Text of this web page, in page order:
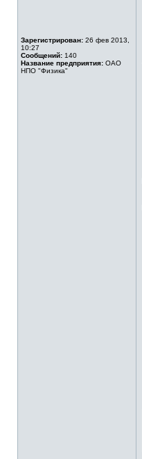
Зарегистрирован: 26 фев 2013,
10:27
Сообщений: 140
Название предприятия: ОАО
НПО "Физика"